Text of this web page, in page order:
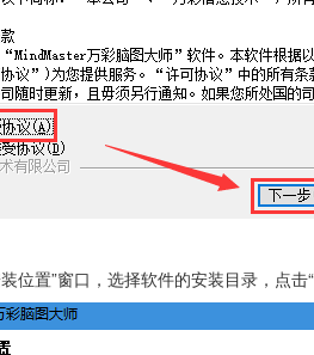
位置”窗口，选择软件的安装目录，点击“